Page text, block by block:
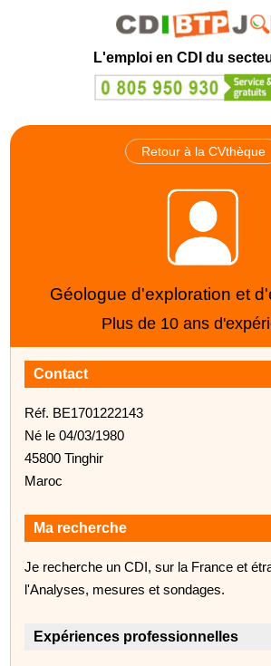
L'emploi en CDI du
Retour à la CVthèque
Géologue d'exploration et
Plus de 10 ans
Contact
Réf. BE1701222143
Né le 04/03/1980
45800 Tinghir
Maroc
Ma recherche
Je recherche un CDI, sur la France et
l'Analyses, mesures et sondages.
Expériences professionnelles